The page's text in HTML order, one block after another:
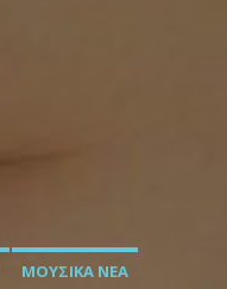
ΜΟΥΣΙΚΆ ΝΈΑ